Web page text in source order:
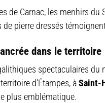
de Carnac, les menhirs
pierre dressés
dans le territoire
spectaculaires du
d’Étampes, àSaint-
plus emblématique.